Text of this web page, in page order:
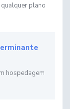
qualquer plano
hospedagem